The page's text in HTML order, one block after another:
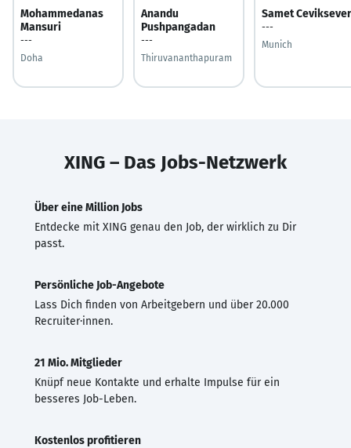
Mohammedanas
Mansuri
---
Doha
Anandu
Pushpangadan
---
Thiruvananthapuram
Samet Ceviksever
---
Munich
XING – Das Jobs-Netzwerk
Über eine Million Jobs
Entdecke mit XING genau den Job, der wirklich zu Dir
passt.
Persönliche Job-Angebote
Lass Dich finden von Arbeitgebern und über 20.000
Recruiter·innen.
21 Mio. Mitglieder
Knüpf neue Kontakte und erhalte Impulse für ein
besseres Job-Leben.
Kostenlos profitieren